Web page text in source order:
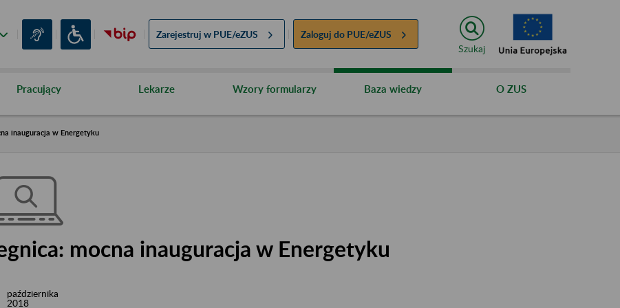
Zarejestruj w PUE/eZUS Zaloguj do PUE/eZUS
Szukaj
Pracujący Lekarze Wzory formularzy Baza wiedzy O ZUS
inauguracja w Energetyku
mocna inauguracja w Energetyku
października
2018